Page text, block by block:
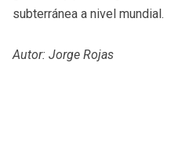
subterránea a nivel mundial.
Autor: Jorge Rojas